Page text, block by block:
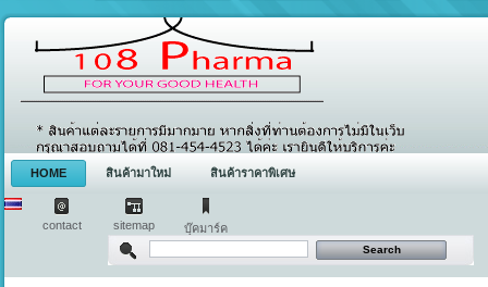
HOME สินค้ามาใหม่ สินค้าราคาพิเศษ
contact sitemap บุ๊คมาร์ค